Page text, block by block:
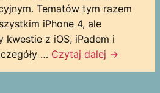
Tematów tym razem
iPhone 4, ale
kwestie z iOS, iPadem i
… Czytaj dalej →